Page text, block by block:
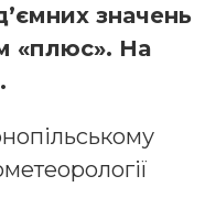
значень
«плюс». На